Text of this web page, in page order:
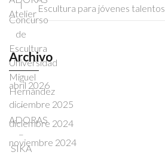
Escultura para jóvenes talentos
Archivo
abril 2026
diciembre 2025
diciembre 2024
noviembre 2024